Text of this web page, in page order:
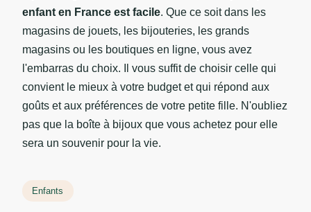
enfant en France est facile. Que ce soit dans les
magasins de jouets, les bijouteries, les grands
magasins ou les boutiques en ligne, vous avez
l'embarras du choix. Il vous suffit de choisir celle qui
convient le mieux à votre budget et qui répond aux
goûts et aux préférences de votre petite fille. N'oubliez
pas que la boîte à bijoux que vous achetez pour elle
sera un souvenir pour la vie.
Enfants